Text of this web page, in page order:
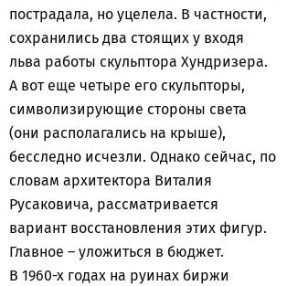
пострадала, но уцелела. В частности,
сохранились два стоящих у входя
льва работы скульптора Хундризера.
А вот еще четыре его скульпторы,
символизирующие стороны света
(они располагались на крыше),
бесследно исчезли. Однако сейчас, по
словам архитектора Виталия
Русаковича, рассматривается
вариант восстановления этих фигур.
Главное – уложиться в бюджет.
В 1960-х годах на руинах биржи